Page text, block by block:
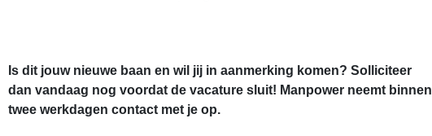
Is dit jouw nieuwe baan en wil jij in aanmerking komen? Solliciteer
dan vandaag nog voordat de vacature sluit! Manpower neemt binnen
twee werkdagen contact met je op.